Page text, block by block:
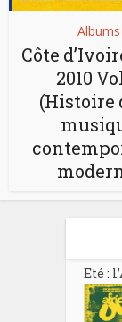
Albums
Côte
2010
(Histoire
Eté :